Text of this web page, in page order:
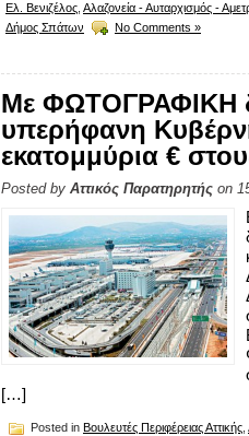
Ελ. Βενιζέλος Αλαζονεία - Αυταρχισμός -
Δήμος Σπάτων
No Comments »
Με ΦΩΤΟΓΡΑΦΙΚΗ
υπερήφανη
εκατομμύρια €
Posted by Αττικός Παρατηρητής on
[…]
Posted in Βουλευτές Περιφέρειας Αττικής